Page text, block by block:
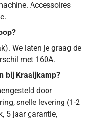
Accessoires
We laten je graag de
met 160A.
bij Kraaijkamp?
door
snelle levering (1-2
5 jaar garantie,